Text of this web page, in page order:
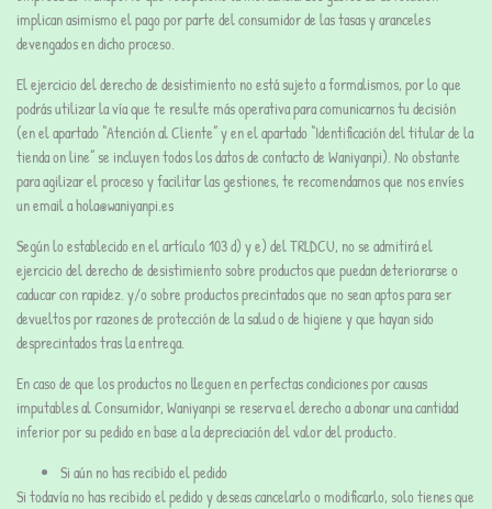
implican asimismo el pago por parte del consumidor de las tasas y aranceles
devengados en dicho proceso.
El ejercicio del derecho de desistimiento no está sujeto a formalismos, por lo que
podrás utilizar la vía que te resulte más operativa para comunicarnos tu decisión
(en el apartado “Atención al Cliente” y en el apartado “Identificación del titular de la
tienda on line” se incluyen todos los datos de contacto de Waniyanpi). No obstante
para agilizar el proceso y facilitar las gestiones, te recomendamos que nos envíes
un email a hola@waniyanpi.es
Según lo establecido en el artículo 103 d) y e) del TRLDCU, no se admitirá el
ejercicio del derecho de desistimiento sobre productos que puedan deteriorarse o
caducar con rapidez. y/o sobre productos precintados que no sean aptos para ser
devueltos por razones de protección de la salud o de higiene y que hayan sido
desprecintados tras la entrega.
En caso de que los productos no lleguen en perfectas condiciones por causas
imputables al Consumidor, Waniyanpi se reserva el derecho a abonar una cantidad
inferior por su pedido en base a la depreciación del valor del producto.
Si aún no has recibido el pedido
Si todavía no has recibido el pedido y deseas cancelarlo o modificarlo, solo tienes que